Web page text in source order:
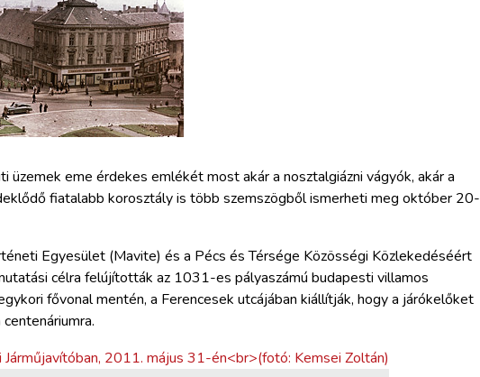
üzemek eme érdekes emlékét most akár a nosztalgiázni vágyók, akár a
fiatalabb korosztály is több szemszögből ismerheti meg október 20-
Egyesület (Mavite) és a Pécs és Térsége Közösségi Közlekedéséért
célra felújították az 1031-es pályaszámú budapesti villamos
fővonal mentén, a Ferencesek utcájában kiállítják, hogy a járókelőket